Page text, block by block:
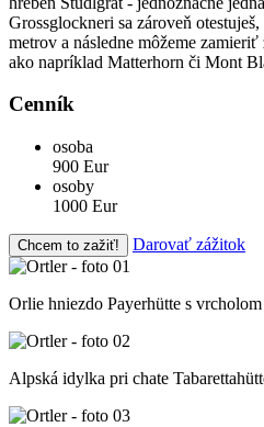
Grossglockneri sa zároveň
metrov a následne môžeme
ako napríklad Matterhorn či Mont
Cenník
osoba
900 Eur
osoby
1000 Eur
Chcem to zažiť! Darovať zážitok
Orlie hniezdo Payerhütte s
Alpská idylka pri chate